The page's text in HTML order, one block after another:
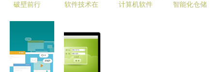
破壁前行
的荆棘之路
软件技术在
的多元化应
用与风水命
理的网络关
计算机软件
智能化仓储